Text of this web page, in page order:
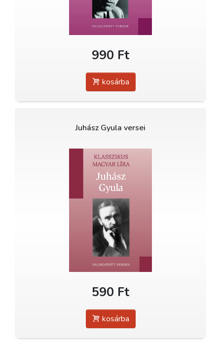
990 Ft
kosárba
Juhász Gyula versei
590 Ft
kosárba